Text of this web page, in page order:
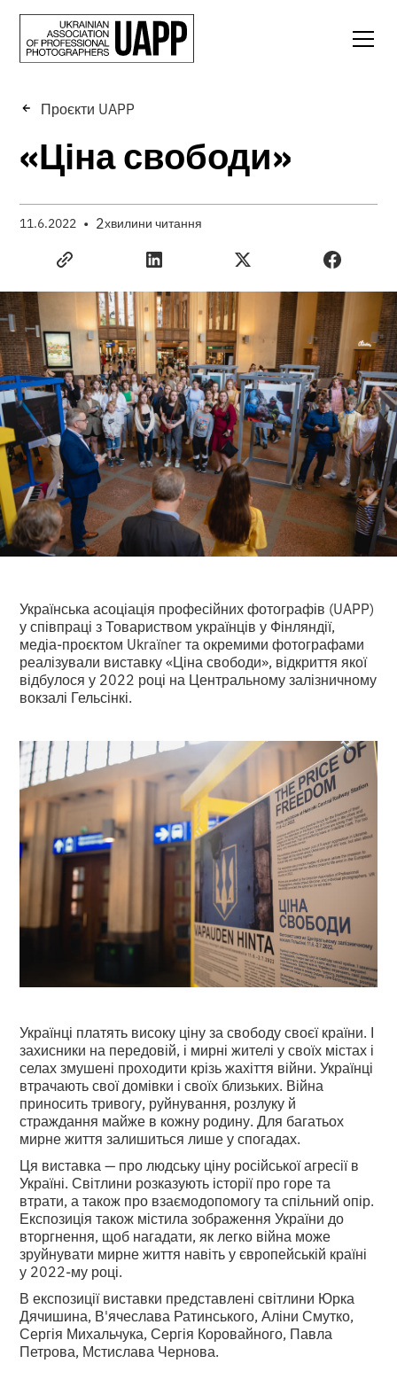
Проєкти UAPP
«Ціна свободи»
11.6.2022 • 2хвилини читання
Українська асоціація професійних фотографів (UAPP)
у співпраці з Товариством українців у Фінляндії,
медіа-проєктом Ukraїner та окремими фотографами
реалізували виставку «Ціна свободи», відкриття якої
відбулося у 2022 році на Центральному залізничному
вокзалі Гельсінкі.
Українці платять високу ціну за свободу своєї країни. І
захисники на передовій, і мирні жителі у своїх містах і
селах змушені проходити крізь жахіття війни. Українці
втрачають свої домівки і своїх близьких. Війна
приносить тривогу, руйнування, розлуку й
страждання майже в кожну родину. Для багатьох
мирне життя залишиться лише у спогадах.
Ця виставка — про людську ціну російської агресії в
Україні. Світлини розказують історії про горе та
втрати, а також про взаємодопомогу та спільний опір.
Експозиція також містила зображення України до
вторгнення, щоб нагадати, як легко війна може
зруйнувати мирне життя навіть у європейській країні
у 2022-му році.
В експозиції виставки представлені світлини Юрка
Дячишина, В'ячеслава Ратинського, Аліни Смутко,
Сергія Михальчука, Сергія Коровайного, Павла
Петрова, Мстислава Чернова.